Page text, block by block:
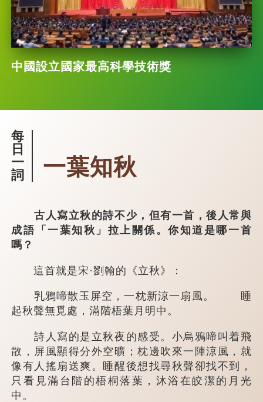
中國設立國家最高科學技術獎
每
日
一
詞
一葉知秋
古人寫立秋的詩不少，但有一首，後人常與
成語「一葉知秋」拉上關係。你知道是哪一首
嗎？
這首就是宋·劉翰的《立秋》：
乳鴉啼散玉屏空，一枕新涼一扇風。 睡
起秋聲無覓處，滿階梧葉月明中。
詩人寫的是立秋夜的感受。小烏鴉啼叫着飛
散，屏風顯得分外空曠；枕邊吹來一陣涼風，就
像有人搖扇送爽。睡醒後想找尋秋聲卻找不到，
只看見滿台階的梧桐落葉，沐浴在皎潔的月光
中。